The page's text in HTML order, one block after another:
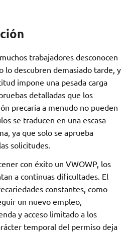
trabajadores desconocen
lo descubren demasiado tarde, y
impone una pesada carga
detalladas que los
precaria a menudo no pueden
se traducen en una escasa
ya que solo se aprueba
solicitudes.
con éxito un VWOWP, los
a continuas dificultades. El
constantes, como
un nuevo empleo,
y acceso limitado a los
temporal del permiso deja